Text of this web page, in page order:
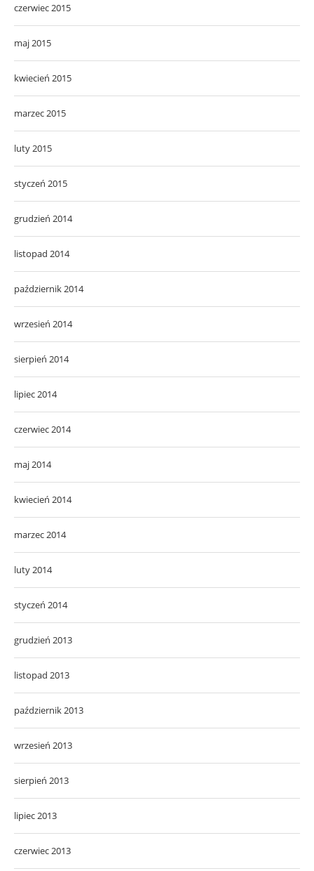
czerwiec 2015
maj 2015
kwiecień 2015
marzec 2015
luty 2015
styczeń 2015
grudzień 2014
listopad 2014
październik 2014
wrzesień 2014
sierpień 2014
lipiec 2014
czerwiec 2014
maj 2014
kwiecień 2014
marzec 2014
luty 2014
styczeń 2014
grudzień 2013
listopad 2013
październik 2013
wrzesień 2013
sierpień 2013
lipiec 2013
czerwiec 2013